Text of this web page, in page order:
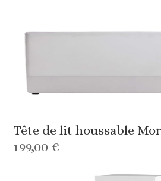
Tête de lit houssable
199,00 €